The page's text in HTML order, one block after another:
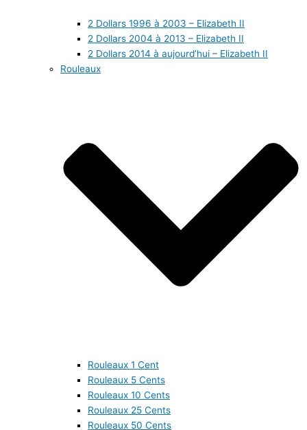
2 Dollars 1996 à 2003 – Elizabeth II
2 Dollars 2004 à 2013 – Elizabeth II
2 Dollars 2014 à aujourd’hui – Elizabeth II
Rouleaux
Rouleaux 1 Cent
Rouleaux 5 Cents
Rouleaux 10 Cents
Rouleaux 25 Cents
Rouleaux 50 Cents